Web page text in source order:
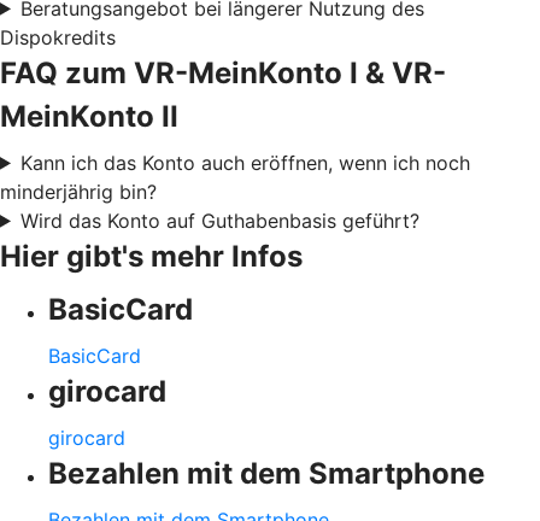
Beratungsangebot bei längerer Nutzung des
Dispokredits
FAQ zum VR-MeinKonto I & VR-
MeinKonto II
Kann ich das Konto auch eröffnen, wenn ich noch
minderjährig bin?
Wird das Konto auf Guthabenbasis geführt?
Hier gibt's mehr Infos
BasicCard
BasicCard
girocard
girocard
Bezahlen mit dem Smartphone